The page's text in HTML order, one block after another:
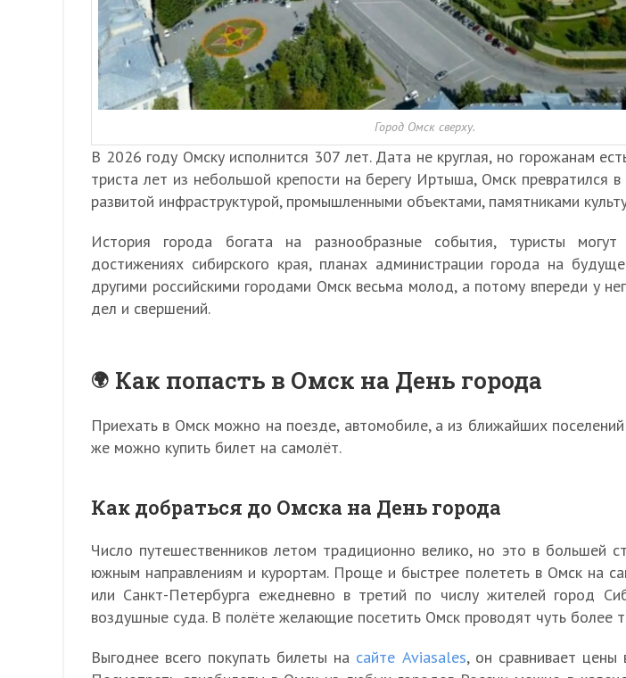
Город Омск сверху.
В 2026 году Омску исполнится 307 лет. Дата не круглая, но горожанам
триста лет из небольшой крепости на берегу Иртыша, Омск превратился
развитой инфраструктурой, промышленными объектами, памятниками
История города богата на разнообразные события, туристы
достижениях сибирского края, планах администрации города на
другими российскими городами Омск весьма молод, а потому впереди у
дел и свершений.
Как попасть в Омск на День города
Приехать в Омск можно на поезде, автомобиле, а из ближайших
же можно купить билет на самолёт.
Как добраться до Омска на День города
Число путешественников летом традиционно велико, но это в большей
южным направлениям и курортам. Проще и быстрее полететь в Омск на
или Санкт-Петербурга ежедневно в третий по числу жителей город
воздушные суда. В полёте желающие посетить Омск проводят чуть более
Выгоднее всего покупать билеты на сайте Aviasales, он сравнивает цены